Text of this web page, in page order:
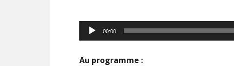
Lecteur
audio
00:00
Au programme :